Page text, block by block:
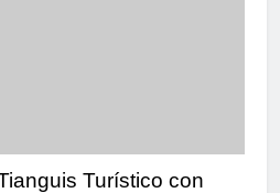
Turístico con